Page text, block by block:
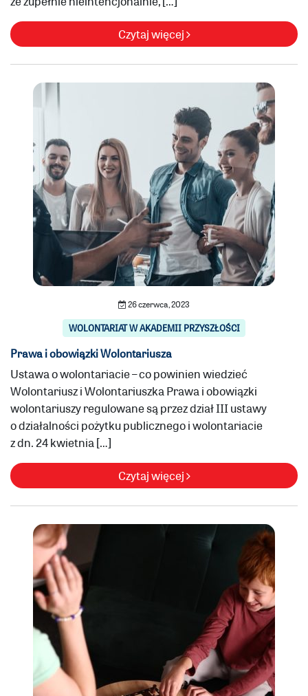
Czytaj więcej
26 czerwca, 2023
WOLONTARIAT W AKADEMII PRZYSZŁOŚCI
Prawa i obowiązki Wolontariusza
Ustawa o wolontariacie – co powinien wiedzieć
Wolontariusz i Wolontariuszka Prawa i obowiązki
wolontariuszy regulowane są przez dział III ustawy
o działalności pożytku publicznego i wolontariacie
z dn. 24 kwietnia […]
Czytaj więcej